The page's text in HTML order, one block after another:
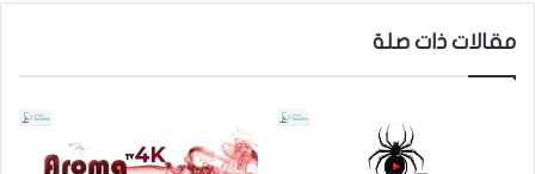
مقالات ذات صلة